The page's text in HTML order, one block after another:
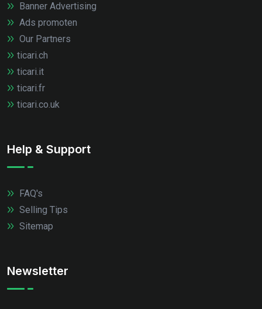
Banner Advertising
Ads promoten
Our Partners
ticari.ch
ticari.it
ticari.fr
ticari.co.uk
Help & Support
FAQ's
Selling Tips
Sitemap
Newsletter